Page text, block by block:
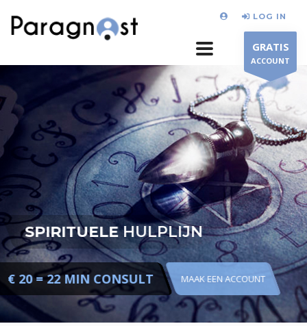
LOG IN
GRATIS
ACCOUNT
SPIRITUELEHULPLIJN
€ 20 = 22 MIN CONSULT MAAK EEN ACCOUNT